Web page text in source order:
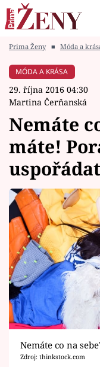
Módní alarm
Témata
Celebrity
Vztahy
Seriály
Horoskopy
Sledujte
Filmový
Pořady
Prima Ženy ■ Móda a
MÓDA A KRÁSA
29. října 2016 04:30
Martina Čerňanská
Nemáte
máte!
Nemáte co na
Zdroj: thinkstock.com